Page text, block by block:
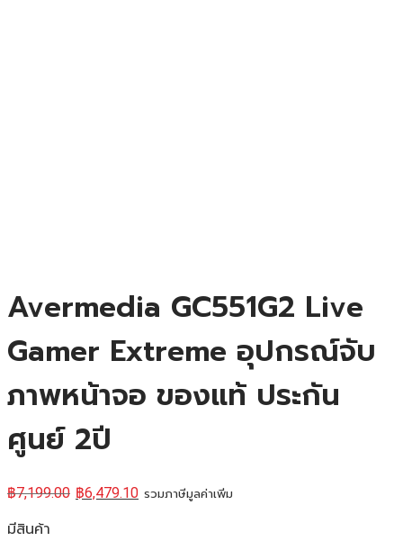
Avermedia GC551G2 Live
Gamer Extreme อุปกรณ์จับ
ภาพหน้าจอ ของแท้ ประกัน
ศูนย์ 2ปี
฿7,199.00 ฿6,479.10 รวมภาษีมูลค่าเพิ่ม
มีสินค้า